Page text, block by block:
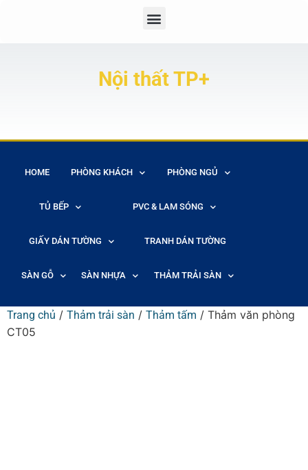
Nội thất TP+
HOME PHÒNG KHÁCH PHÒNG NGỦ
TỦ BẾP PVC & LAM SÓNG
GIẤY DÁN TƯỜNG TRANH DÁN TƯỜNG
SÀN GỖ SÀN NHỰA THẢM TRẢI SÀN
Trang chủ / Thảm trải sàn / Thảm tấm / Thảm văn phòng
CT05